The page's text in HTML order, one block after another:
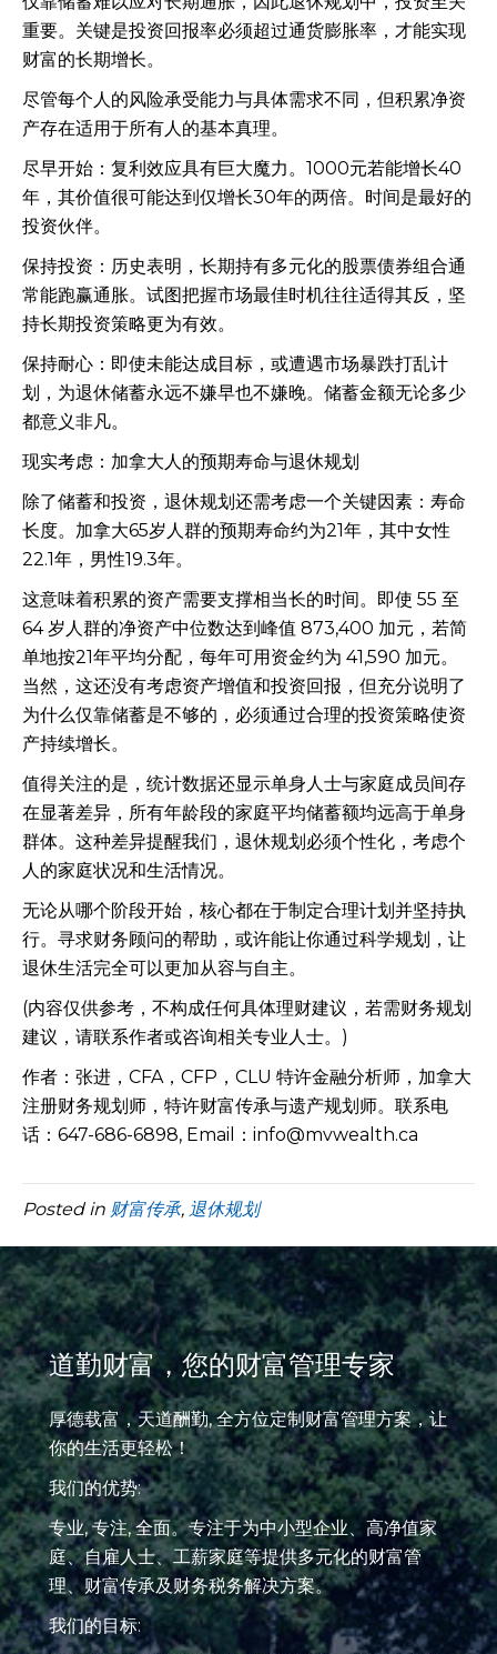
重要。关键是投资回报率必须超过通货膨胀率，才能实现
财富的长期增长。
尽管每个人的风险承受能力与具体需求不同，但积累净资
产存在适用于所有人的基本真理。
尽早开始：复利效应具有巨大魔力。1000元若能增长40
年，其价值很可能达到仅增长30年的两倍。时间是最好的
投资伙伴。
保持投资：历史表明，长期持有多元化的股票债券组合通
常能跑赢通胀。试图把握市场最佳时机往往适得其反，坚
持长期投资策略更为有效。
保持耐心：即使未能达成目标，或遭遇市场暴跌打乱计
划，为退休储蓄永远不嫌早也不嫌晚。储蓄金额无论多少
都意义非凡。
现实考虑：加拿大人的预期寿命与退休规划
除了储蓄和投资，退休规划还需考虑一个关键因素：寿命
长度。加拿大65岁人群的预期寿命约为21年，其中女性
22.1年，男性19.3年。
这意味着积累的资产需要支撑相当长的时间。即使 55 至
64 岁人群的净资产中位数达到峰值 873,400 加元，若简
单地按21年平均分配，每年可用资金约为 41,590 加元。
当然，这还没有考虑资产增值和投资回报，但充分说明了
为什么仅靠储蓄是不够的，必须通过合理的投资策略使资
产持续增长。
值得关注的是，统计数据还显示单身人士与家庭成员间存
在显著差异，所有年龄段的家庭平均储蓄额均远高于单身
群体。这种差异提醒我们，退休规划必须个性化，考虑个
人的家庭状况和生活情况。
无论从哪个阶段开始，核心都在于制定合理计划并坚持执
行。寻求财务顾问的帮助，或许能让你通过科学规划，让
退休生活完全可以更加从容与自主。
(内容仅供参考，不构成任何具体理财建议，若需财务规划
建议，请联系作者或咨询相关专业人士。)
作者：张进，CFA，CFP，CLU 特许金融分析师，加拿大
注册财务规划师，特许财富传承与遗产规划师。联系电
话：647-686-6898, Email：info@mvwealth.ca
Posted in 财富传承, 退休规划
道勤财富，您的财富管理专家
厚德载富，天道酬勤, 全方位定制财富管理方案，让
你的生活更轻松！
我们的优势:
专业, 专注, 全面。专注于为中小型企业、高净值家
庭、自雇人士、工薪家庭等提供多元化的财富管
理、财富传承及财务税务解决方案。
我们的目标: